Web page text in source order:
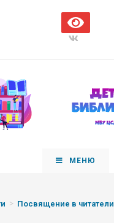
МЕНЮ
> Посвящение в читатели